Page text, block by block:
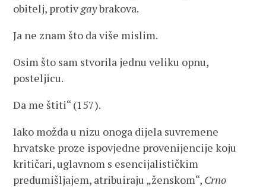
obitelj, protivgaybrakova.
Ja ne znam što da više mislim.
Osim što sam stvorila jednu veliku opnu,
posteljicu.
Da me štiti“ (157).
Iako možda u nizu onoga dijela suvremene
hrvatske proze ispovjedne provenijencije koju
kritičari, uglavnom s esencijalističkim
predumišljajem, atribuiraju „ženskom“, Crno